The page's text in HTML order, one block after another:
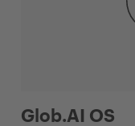
Glob.AI OS